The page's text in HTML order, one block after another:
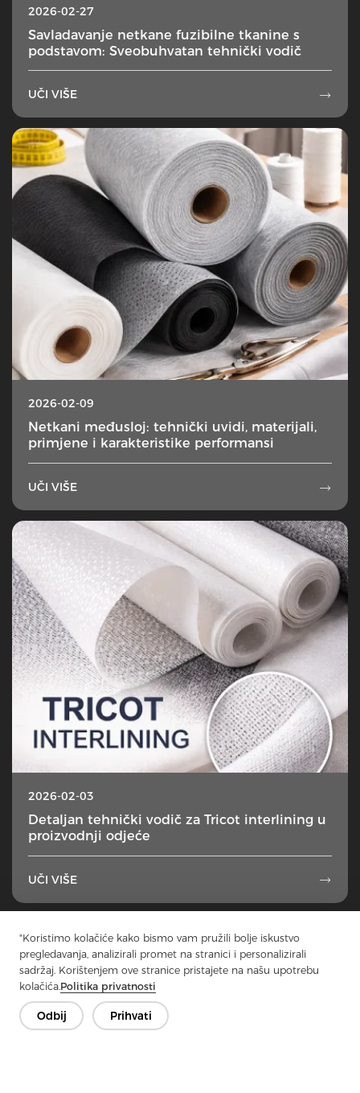
"Koristimo kolačiće kako bismo vam pružili bolje iskustvo
pregledavanja, analizirali promet na stranici i personalizirali
sadržaj. Korištenjem ove stranice pristajete na našu upotrebu
kolačića.Politika privatnosti
Odbij Prihvati
2026-02-27
Savladavanje netkane fuzibilne tkanine s
podstavom: Sveobuhvatan tehnički vodič
UČI VIŠE 
2026-02-09
Netkani međusloj: tehnički uvidi, materijali,
primjene i karakteristike performansi
UČI VIŠE 
2026-02-03
Detaljan tehnički vodič za Tricot interlining u
proizvodnji odjeće
UČI VIŠE 
1 2 3 4 5 ... 49
Kontaktirajte nas